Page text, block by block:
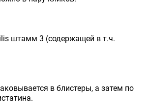
штамм 3 (содержащей в т.ч.
в блистеры, а затем по